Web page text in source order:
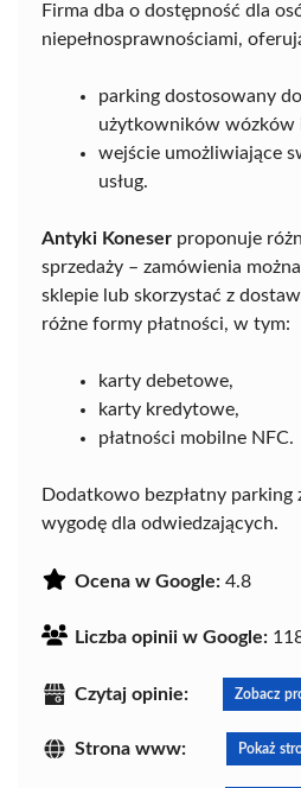
Firma dba o dostępność dla
niepełnosprawnościami,
parking dostosowany
użytkowników wózków
wejście umożliwiające
usług.
Antyki Koneser proponuje
sprzedaży – zamówienia
sklepie lub skorzystać z
różne formy płatności, w tym:
karty debetowe,
karty kredytowe,
płatności mobilne NFC.
Dodatkowo bezpłatny
wygodę dla odwiedzających.
Ocena w Google: 4.8
Liczba opinii w Google:
Czytaj opinie: Zobacz
Strona www: Pokaż